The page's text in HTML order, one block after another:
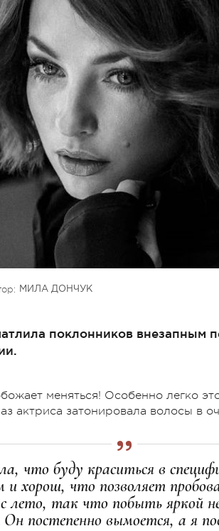
МИЛА ДОНЧУК
поклонников внезапным
меняться! Особенно легко
актриса затонировала волосы в
что буду краситься в
хорош, что позволяет
лето, так что побыть яркой
постепенно вымоется, а я